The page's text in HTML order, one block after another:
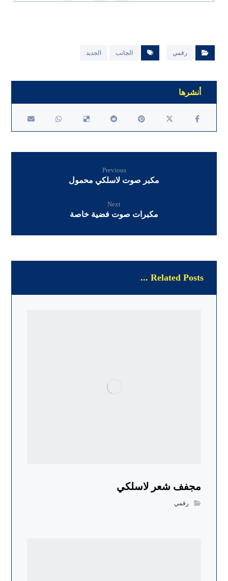
رقمي الجانب الجديد
Previous
مكبر صوت لاسلكي محمول
Next
مكبرات صوت فضية خاصة
Related Posts ...
مجفف شعر لاسلكي
رقمي